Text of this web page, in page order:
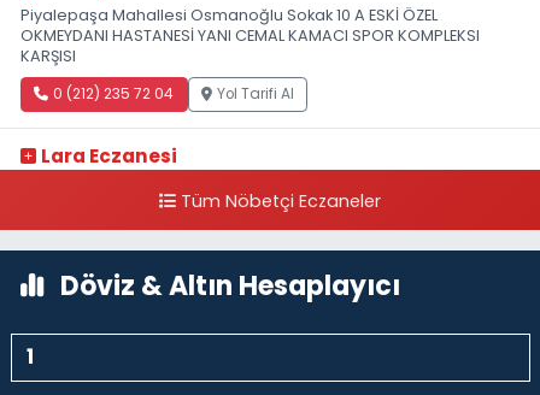
Piyalepaşa Mahallesi Osmanoğlu Sokak 10 A ESKİ ÖZEL
OKMEYDANI HASTANESİ YANI CEMAL KAMACI SPOR KOMPLEKSI
KARŞISI
0 (212) 235 72 04 Yol Tarifi Al
Lara Eczanesi
HASTANESİ KARŞISI
Tüm Nöbetçi Eczaneler
Döviz & Altın Hesaplayıcı